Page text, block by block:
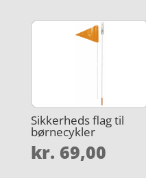
Sikkerheds flag til
børnecykler
kr. 69,00